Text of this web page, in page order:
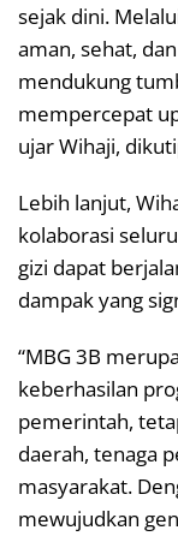
sejak dini.
aman, sehat,
mendukung
mempercepat
ujar Wihaji,
Lebih lanjut,
kolaborasi
gizi dapat
dampak yang
“MBG 3B
keberhasilan
pemerintah,
daerah, tenaga
masyarakat.
mewujudkan